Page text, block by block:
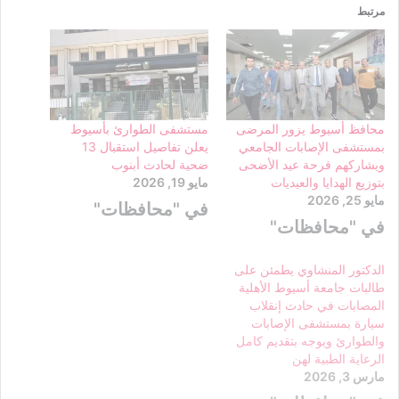
مرتبط
محافظ أسيوط يزور المرضى
بمستشفى الإصابات الجامعي
ويشاركهم فرحة عيد الأضحى
بتوزيع الهدايا والعيديات
مايو 25, 2026
في "محافظات"
مستشفى الطوارئ بأسيوط
يعلن تفاصيل استقبال 13
ضحية لحادث أبنوب
مايو 19, 2026
في "محافظات"
الدكتور المنشاوي يطمئن على
طالبات جامعة أسيوط الأهلية
المصابات في حادث إنقلاب
سيارة بمستشفى الإصابات
والطوارئ ويوجه بتقديم كامل
الرعاية الطبية لهن
مارس 3, 2026